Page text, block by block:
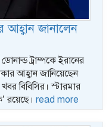
আহ্বান জানালেন
ডোনাল্ড ট্রাম্পকে ইরানের
আহ্বান জানিয়েছেন
খবর বিবিসির। স্টারমার
রয়েছে। read more